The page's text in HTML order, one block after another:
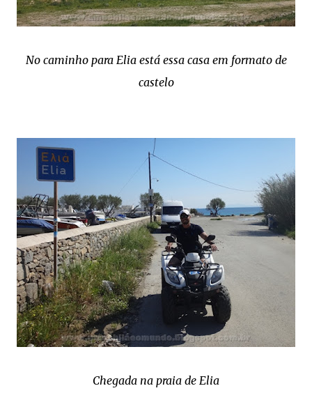
No caminho para Elia está essa casa em formato de
castelo
Chegada na praia de Elia